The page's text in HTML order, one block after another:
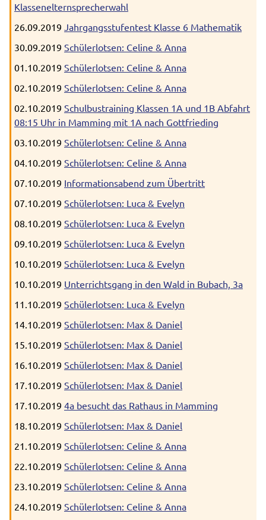
Klassenelternsprecherwahl
26.09.2019 Jahrgangsstufentest Klasse 6 Mathematik
30.09.2019 Schülerlotsen: Celine & Anna
01.10.2019 Schülerlotsen: Celine & Anna
02.10.2019 Schülerlotsen: Celine & Anna
02.10.2019 Schulbustraining Klassen 1A und 1B Abfahrt
08:15 Uhr in Mamming mit 1A nach Gottfrieding
03.10.2019 Schülerlotsen: Celine & Anna
04.10.2019 Schülerlotsen: Celine & Anna
07.10.2019 Informationsabend zum Übertritt
07.10.2019 Schülerlotsen: Luca & Evelyn
08.10.2019 Schülerlotsen: Luca & Evelyn
09.10.2019 Schülerlotsen: Luca & Evelyn
10.10.2019 Schülerlotsen: Luca & Evelyn
10.10.2019 Unterrichtsgang in den Wald in Bubach, 3a
11.10.2019 Schülerlotsen: Luca & Evelyn
14.10.2019 Schülerlotsen: Max & Daniel
15.10.2019 Schülerlotsen: Max & Daniel
16.10.2019 Schülerlotsen: Max & Daniel
17.10.2019 Schülerlotsen: Max & Daniel
17.10.2019 4a besucht das Rathaus in Mamming
18.10.2019 Schülerlotsen: Max & Daniel
21.10.2019 Schülerlotsen: Celine & Anna
22.10.2019 Schülerlotsen: Celine & Anna
23.10.2019 Schülerlotsen: Celine & Anna
24.10.2019 Schülerlotsen: Celine & Anna